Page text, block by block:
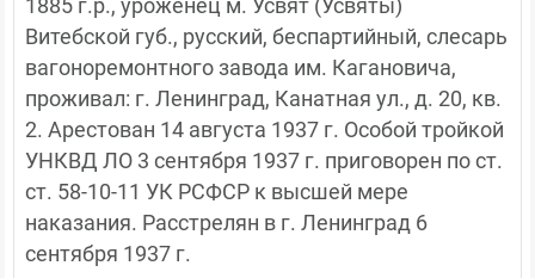
1885 г.р., уроженец м. Усвят (Усвяты)
Витебской губ., русский, беспартийный, слесарь
вагоноремонтного завода им. Кагановича,
проживал: г. Ленинград, Канатная ул., д. 20, кв.
2. Арестован 14 августа 1937 г. Особой тройкой
УНКВД ЛО 3 сентября 1937 г. приговорен по ст.
ст. 58-10-11 УК РСФСР к высшей мере
наказания. Расстрелян в г. Ленинград 6
сентября 1937 г.